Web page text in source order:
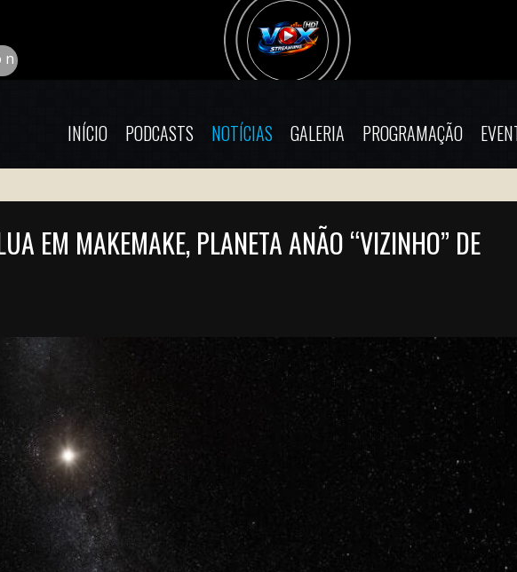
INÍCIO PODCASTS NOTÍCIAS GALERIA PROGRAMAÇÃO
EM MAKEMAKE, PLANETA ANÃO “VIZINHO” DE